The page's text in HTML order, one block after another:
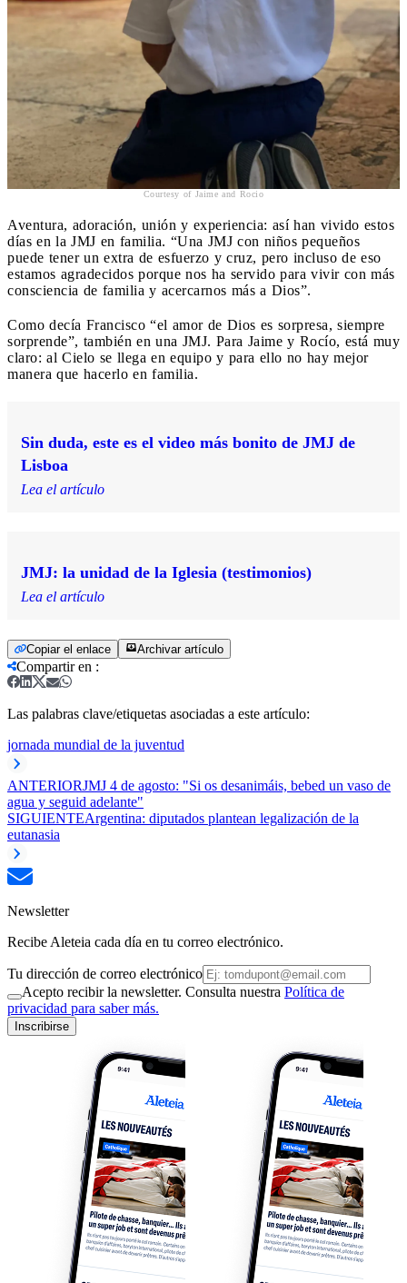
Courtesy of Jaime and Rocio
Aventura, adoración, unión y experiencia: así han vivido estos
días en la JMJ en familia. “Una JMJ con niños pequeños
puede tener un extra de esfuerzo y cruz, pero incluso de eso
estamos agradecidos porque nos ha servido para vivir con más
consciencia de familia y acercarnos más a Dios”.
Como decía Francisco “el amor de Dios es sorpresa, siempre
sorprende”, también en una JMJ. Para Jaime y Rocío, está muy
claro: al Cielo se llega en equipo y para ello no hay mejor
manera que hacerlo en familia.
Sin duda, este es el video más bonito de JMJ de
Lisboa
Lea el artículo
JMJ: la unidad de la Iglesia (testimonios)
Lea el artículo
Copiar el enlace Archivar artículo
Compartir en :
Las palabras clave/etiquetas asociadas a este artículo:
jornada mundial de la juventud
ANTERIORJMJ 4 de agosto: "Si os desanimáis, bebed un vaso de
agua y seguid adelante"
SIGUIENTEArgentina: diputados plantean legalización de la
eutanasia
Newsletter
Recibe Aleteia cada día en tu correo electrónico.
Tu dirección de correo electrónico
Acepto recibir la newsletter. Consulta nuestra Política de
privacidad para saber más.
Inscribirse